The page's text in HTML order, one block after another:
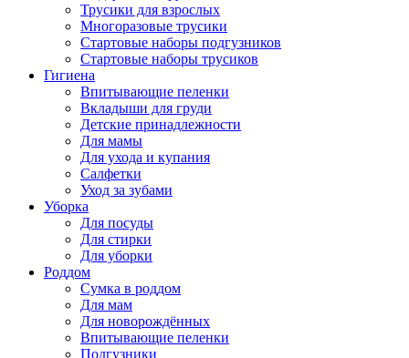
Трусики для взрослых
Многоразовые трусики
Стартовые наборы подгузников
Стартовые наборы трусиков
Гигиена
Впитывающие пеленки
Вкладыши для груди
Детские принадлежности
Для мамы
Для ухода и купания
Салфетки
Уход за зубами
Уборка
Для посуды
Для стирки
Для уборки
Роддом
Сумка в роддом
Для мам
Для новорождённых
Впитывающие пеленки
Подгузники